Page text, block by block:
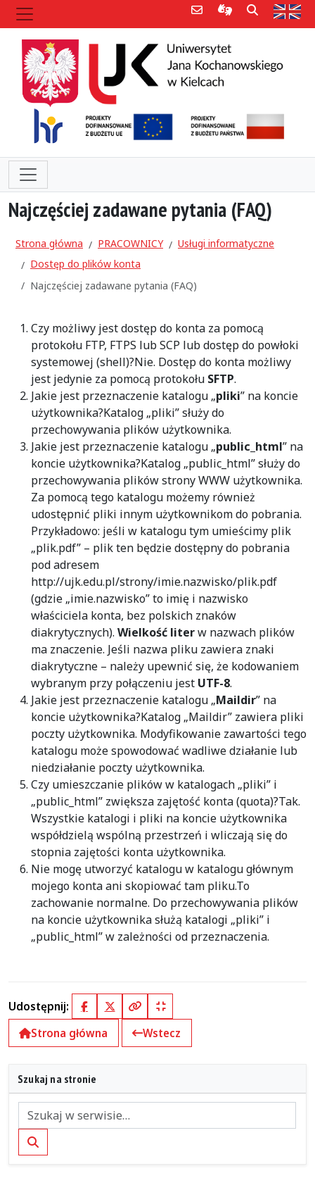
Poczta e-mailInformacje dla
Szukaj
Najczęściej zadawane pytania (FAQ)
Strona główna PRACOWNICY
Usługi informatyczne
Dostęp do plików konta
Najczęściej zadawane pytania (FAQ)
Czy możliwy jest dostęp do konta za pomocą
protokołu FTP, FTPS lub SCP lub dostęp do powłoki
systemowej (shell)?Nie. Dostęp do konta możliwy
jest jedynie za pomocą protokołu SFTP.
Jakie jest przeznaczenie katalogu „pliki” na koncie
użytkownika?Katalog „pliki” służy do
przechowywania plików użytkownika.
Jakie jest przeznaczenie katalogu „public_html” na
koncie użytkownika?Katalog „public_html” służy do
przechowywania plików strony WWW użytkownika.
Za pomocą tego katalogu możemy również
udostępnić pliki innym użytkownikom do pobrania.
Przykładowo: jeśli w katalogu tym umieścimy plik
„plik.pdf” – plik ten będzie dostępny do pobrania
pod adresem
http://ujk.edu.pl/strony/imie.nazwisko/plik.pdf
(gdzie „imie.nazwisko” to imię i nazwisko
właściciela konta, bez polskich znaków
diakrytycznych). Wielkość literw nazwach plików
ma znaczenie. Jeśli nazwa pliku zawiera znaki
diakrytyczne – należy upewnić się, że kodowaniem
wybranym przy połączeniu jest UTF-8.
Jakie jest przeznaczenie katalogu „Maildir” na
koncie użytkownika?Katalog „Maildir” zawiera pliki
poczty użytkownika. Modyfikowanie zawartości tego
katalogu może spowodować wadliwe działanie lub
niedziałanie poczty użytkownika.
Czy umieszczanie plików w katalogach „pliki” i
„public_html” zwiększa zajętość konta (quota)?Tak.
Wszystkie katalogi i pliki na koncie użytkownika
współdzielą wspólną przestrzeń i wliczają się do
stopnia zajętości konta użytkownika.
Nie mogę utworzyć katalogu w katalogu głównym
mojego konta ani skopiować tam pliku.To
zachowanie normalne. Do przechowywania plików
na koncie użytkownika służą katalogi „pliki” i
„public_html” w zależności od przeznaczenia.
Udostępnij: FacebookX (Twitter)
Kopiuj pełny link
Kopiuj krótki link
Strona główna
Wstecz
Szukaj na stronie
Szukaj